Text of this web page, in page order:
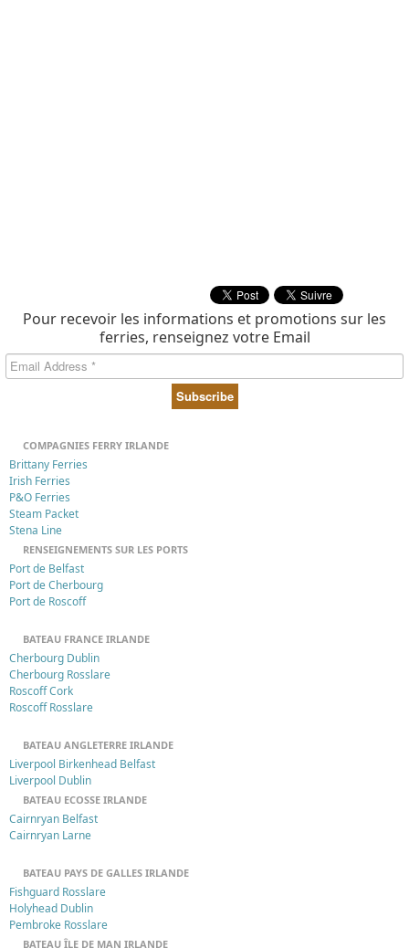
Pour recevoir les informations et promotions sur les
ferries, renseignez votre Email
COMPAGNIES FERRY IRLANDE
Brittany Ferries
Irish Ferries
P&O Ferries
Steam Packet
Stena Line
RENSEIGNEMENTS SUR LES PORTS
Port de Belfast
Port de Cherbourg
Port de Roscoff
BATEAU FRANCE IRLANDE
Cherbourg Dublin
Cherbourg Rosslare
Roscoff Cork
Roscoff Rosslare
BATEAU ANGLETERRE IRLANDE
Liverpool Birkenhead Belfast
Liverpool Dublin
BATEAU ECOSSE IRLANDE
Cairnryan Belfast
Cairnryan Larne
BATEAU PAYS DE GALLES IRLANDE
Fishguard Rosslare
Holyhead Dublin
Pembroke Rosslare
BATEAU ÎLE DE MAN IRLANDE